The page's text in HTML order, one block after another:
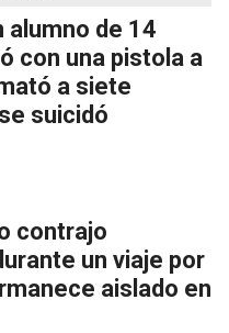
alumno de 14
con una pistola a
a siete
suicidó
contrajo
un viaje por
aislado en